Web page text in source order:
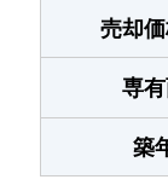
売却
専
築